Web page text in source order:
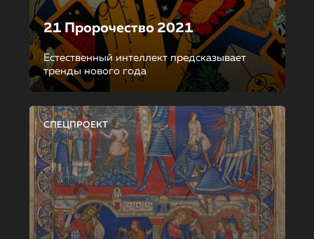
21 Пророчество 2021
Естественный интеллект предсказывает
тренды нового года
СПЕЦПРОЕКТ